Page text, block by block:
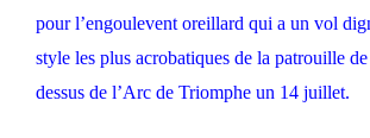
pour l’engoulevent oreillard qui a un vol
style les plus acrobatiques de la patrouille
dessus de l’Arc de Triomphe un 14 juillet.